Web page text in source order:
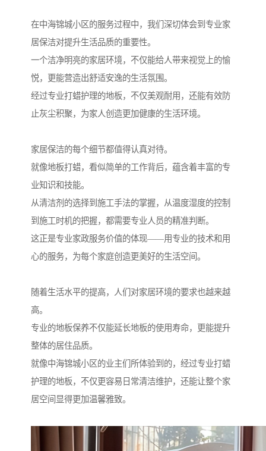
在中海锦城小区的服务过程中，我们深切体会到专业家
居保洁对提升生活品质的重要性。
一个洁净明亮的家居环境，不仅能给人带来视觉上的愉
悦，更能营造出舒适安逸的生活氛围。
经过专业打蜡护理的地板，不仅美观耐用，还能有效防
止灰尘积聚，为家人创造更加健康的生活环境。
家居保洁的每个细节都值得认真对待。
就像地板打蜡，看似简单的工作背后，蕴含着丰富的专
业知识和技能。
从清洁剂的选择到施工手法的掌握，从温度湿度的控制
到施工时机的把握，都需要专业人员的精准判断。
这正是专业家政服务价值的体现——用专业的技术和用
心的服务，为每个家庭创造更美好的生活空间。
随着生活水平的提高，人们对家居环境的要求也越来越
高。
专业的地板保养不仅能延长地板的使用寿命，更能提升
整体的居住品质。
就像中海锦城小区的业主们所体验到的，经过专业打蜡
护理的地板，不仅更容易日常清洁维护，还能让整个家
居空间显得更加温馨雅致。